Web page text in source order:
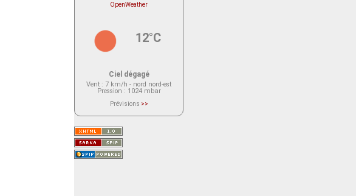
OpenWeather
12°C
Ciel dégagé
Vent : 7 km/h - nord nord-est
Pression : 1024 mbar
Prévisions >>
actuellement aucune prévision
Saint-Nom.
Veuillez consulter le message du
service ci-dessous.
(401 - Invalid API key. Please see
https://openweathermap.org/faq#error401